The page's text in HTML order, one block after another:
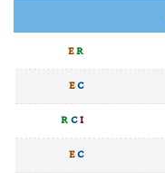
ER
EC
RCI
EC